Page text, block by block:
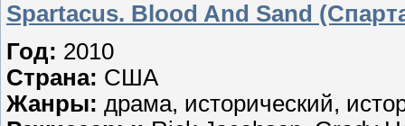
Spartacus. Blood And Sand
Год: 2010
Страна: США
Жанры: драма, исторический,